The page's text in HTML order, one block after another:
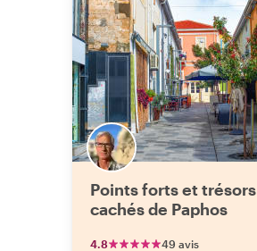
Points forts et trésors
cachés de Paphos
4.8 49 avis